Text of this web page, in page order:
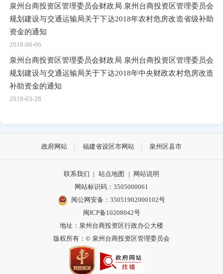
泉州台商投资区管理委员会财政局 泉州台商投资区管理委员会
规划建设与交通运输局关于下达2018年农村危房改造省级补助
资金的通知
2018-06-06
泉州台商投资区管理委员会财政局 泉州台商投资区管理委员会
规划建设与交通运输局关于下达2018年中央财政农村危房改造
补助资金的通知
2018-03-28
政府网站 福建省设区市网站 泉州区县市
联系我们 | 站点地图 |
网站说明
网站标识码：3505000061
闽公网安备：35051902000102号
闽ICP备10208042号
地址：泉州台商投资区行政办公大楼
版权所有：© 泉州台商投资区管理委员会